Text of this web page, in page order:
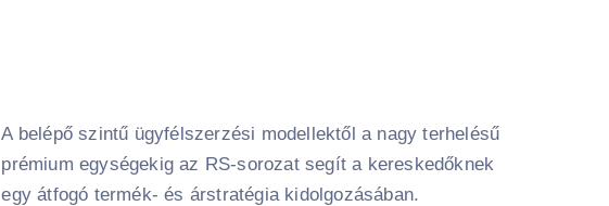
A belépő szintű ügyfélszerzési modellektől a nagy terhelésű
prémium egységekig az RS-sorozat segít a kereskedőknek
egy átfogó termék- és árstratégia kidolgozásában.